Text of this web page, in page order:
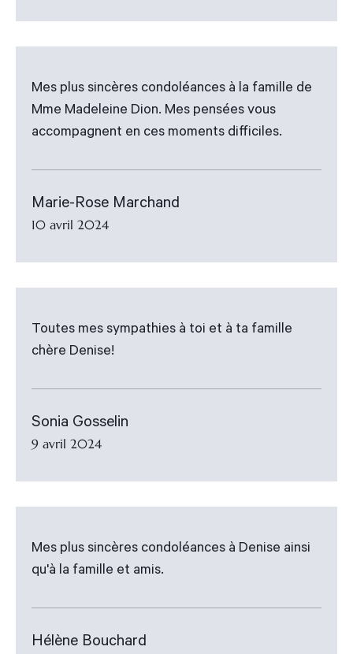
Mes plus sincères condoléances à la famille de
Mme Madeleine Dion. Mes pensées vous
accompagnent en ces moments difficiles.
Marie-Rose Marchand
10 avril 2024
Toutes mes sympathies à toi et à ta famille
chère Denise!
Sonia Gosselin
9 avril 2024
Mes plus sincères condoléances à Denise ainsi
qu'à la famille et amis.
Hélène Bouchard